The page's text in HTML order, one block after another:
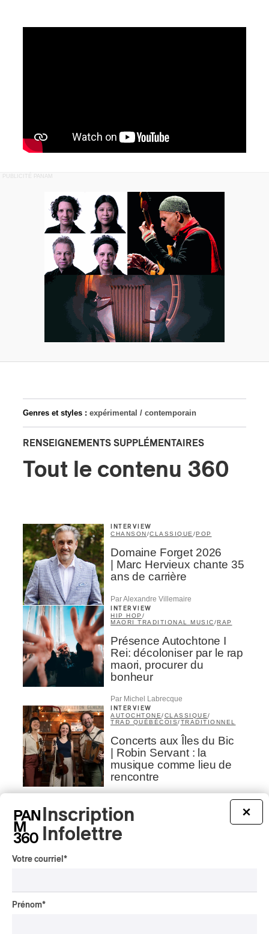
Genres et styles : expérimental / contemporain
RENSEIGNEMENTS SUPPLÉMENTAIRES
PUBLICITÉ PANAM
Tout le contenu 360
INTERVIEW
CHANSON /CLASSIQUE/POP
Domaine Forget 2026
| Marc Hervieux chante 35
ans de carrière
Par Alexandre Villemaire
INTERVIEW
HIP HOP /
MAORI TRADITIONAL MUSIC/RAP
Présence Autochtone I
Rei: décoloniser par le rap
maori, procurer du
bonheur
Par Michel Labrecque
INTERVIEW
AUTOCHTONE/CLASSIQUE/
TRAD QUÉBÉCOIS/TRADITIONNEL
Concerts aux Îles du Bic
| Robin Servant : la
musique comme lieu de
rencontre
INTERVIEW
CLASSIQUE OCCIDENTAL
CLASSIQUE
Domaine Forget 2026
×
Inscription
Infolettre
Votre courriel *
Prénom*